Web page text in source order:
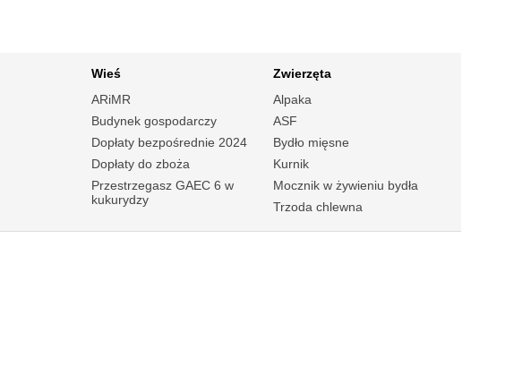
Wieś
ARiMR
Budynek gospodarczy
Dopłaty bezpośrednie 2024
Dopłaty do zboża
Przestrzegasz GAEC 6 w
kukurydzy
Zwierzęta
Alpaka
ASF
Bydło mięsne
Kurnik
Mocznik w żywieniu bydła
Trzoda chlewna